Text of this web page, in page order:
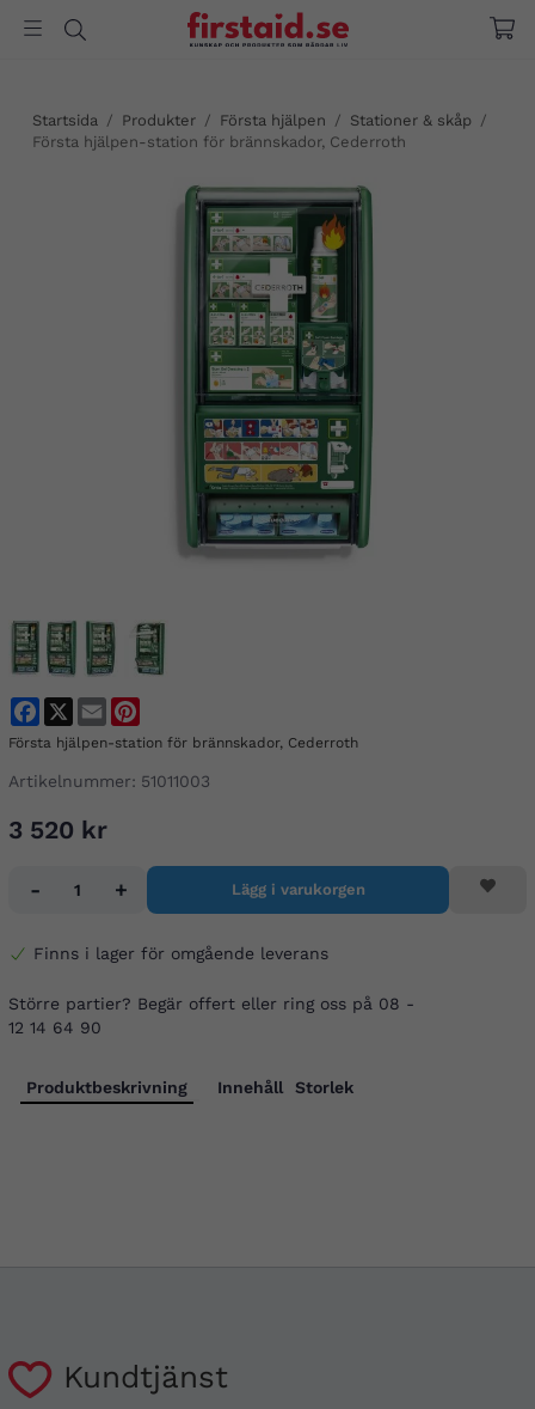
Startsida / Produkter / Första hjälpen / Stationer & skåp /
Första hjälpen-station för brännskador, Cederroth
FacebookEmail
Första hjälpen-station för brännskador, Cederroth
Artikelnummer: 51011003
3 520 kr
- + Lägg i varukorgen
Finns i lager för omgående leverans
Större partier? Begär offert eller ring oss på 08 -
12 14 64 90
Produktbeskrivning Innehåll Storlek
Kundtjänst